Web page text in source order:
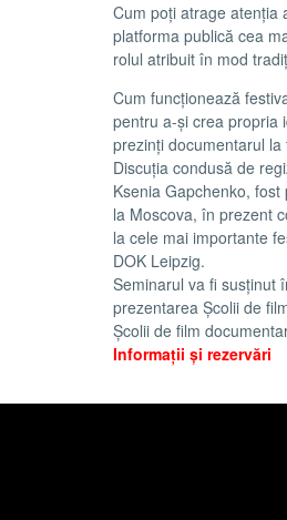
Cum poți atrage atenția
platforma publică cea
rolul atribuit în mod
Cum funcționează
pentru a-și crea propria
prezinți documentarul la
Discuția condusă de
Ksenia Gapchenko,
la Moscova, în prezent
la cele mai importante
DOK Leipzig.
Seminarul va fi susținut
prezentarea Școlii de
Școlii de film
Informații și rezervări